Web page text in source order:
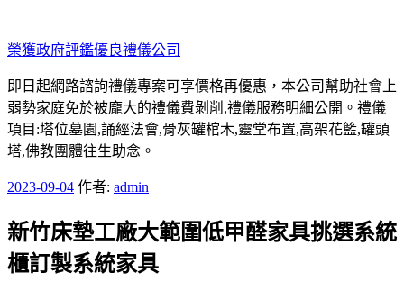
至
主
要
內
容
榮獲政府評鑑優良禮儀公司
即日起網路諮詢禮儀專案可享價格再優惠，本公司幫助社會上
弱勢家庭免於被龐大的禮儀費剝削,禮儀服務明細公開。禮儀
項目:塔位墓園,誦經法會,骨灰罐棺木,靈堂布置,高架花籃,罐頭
塔,佛教團體往生助念。
發
於
2023-09-04 作者: admin
新竹床墊工廠大範圍低甲醛家具挑選系統
櫃訂製系統家具